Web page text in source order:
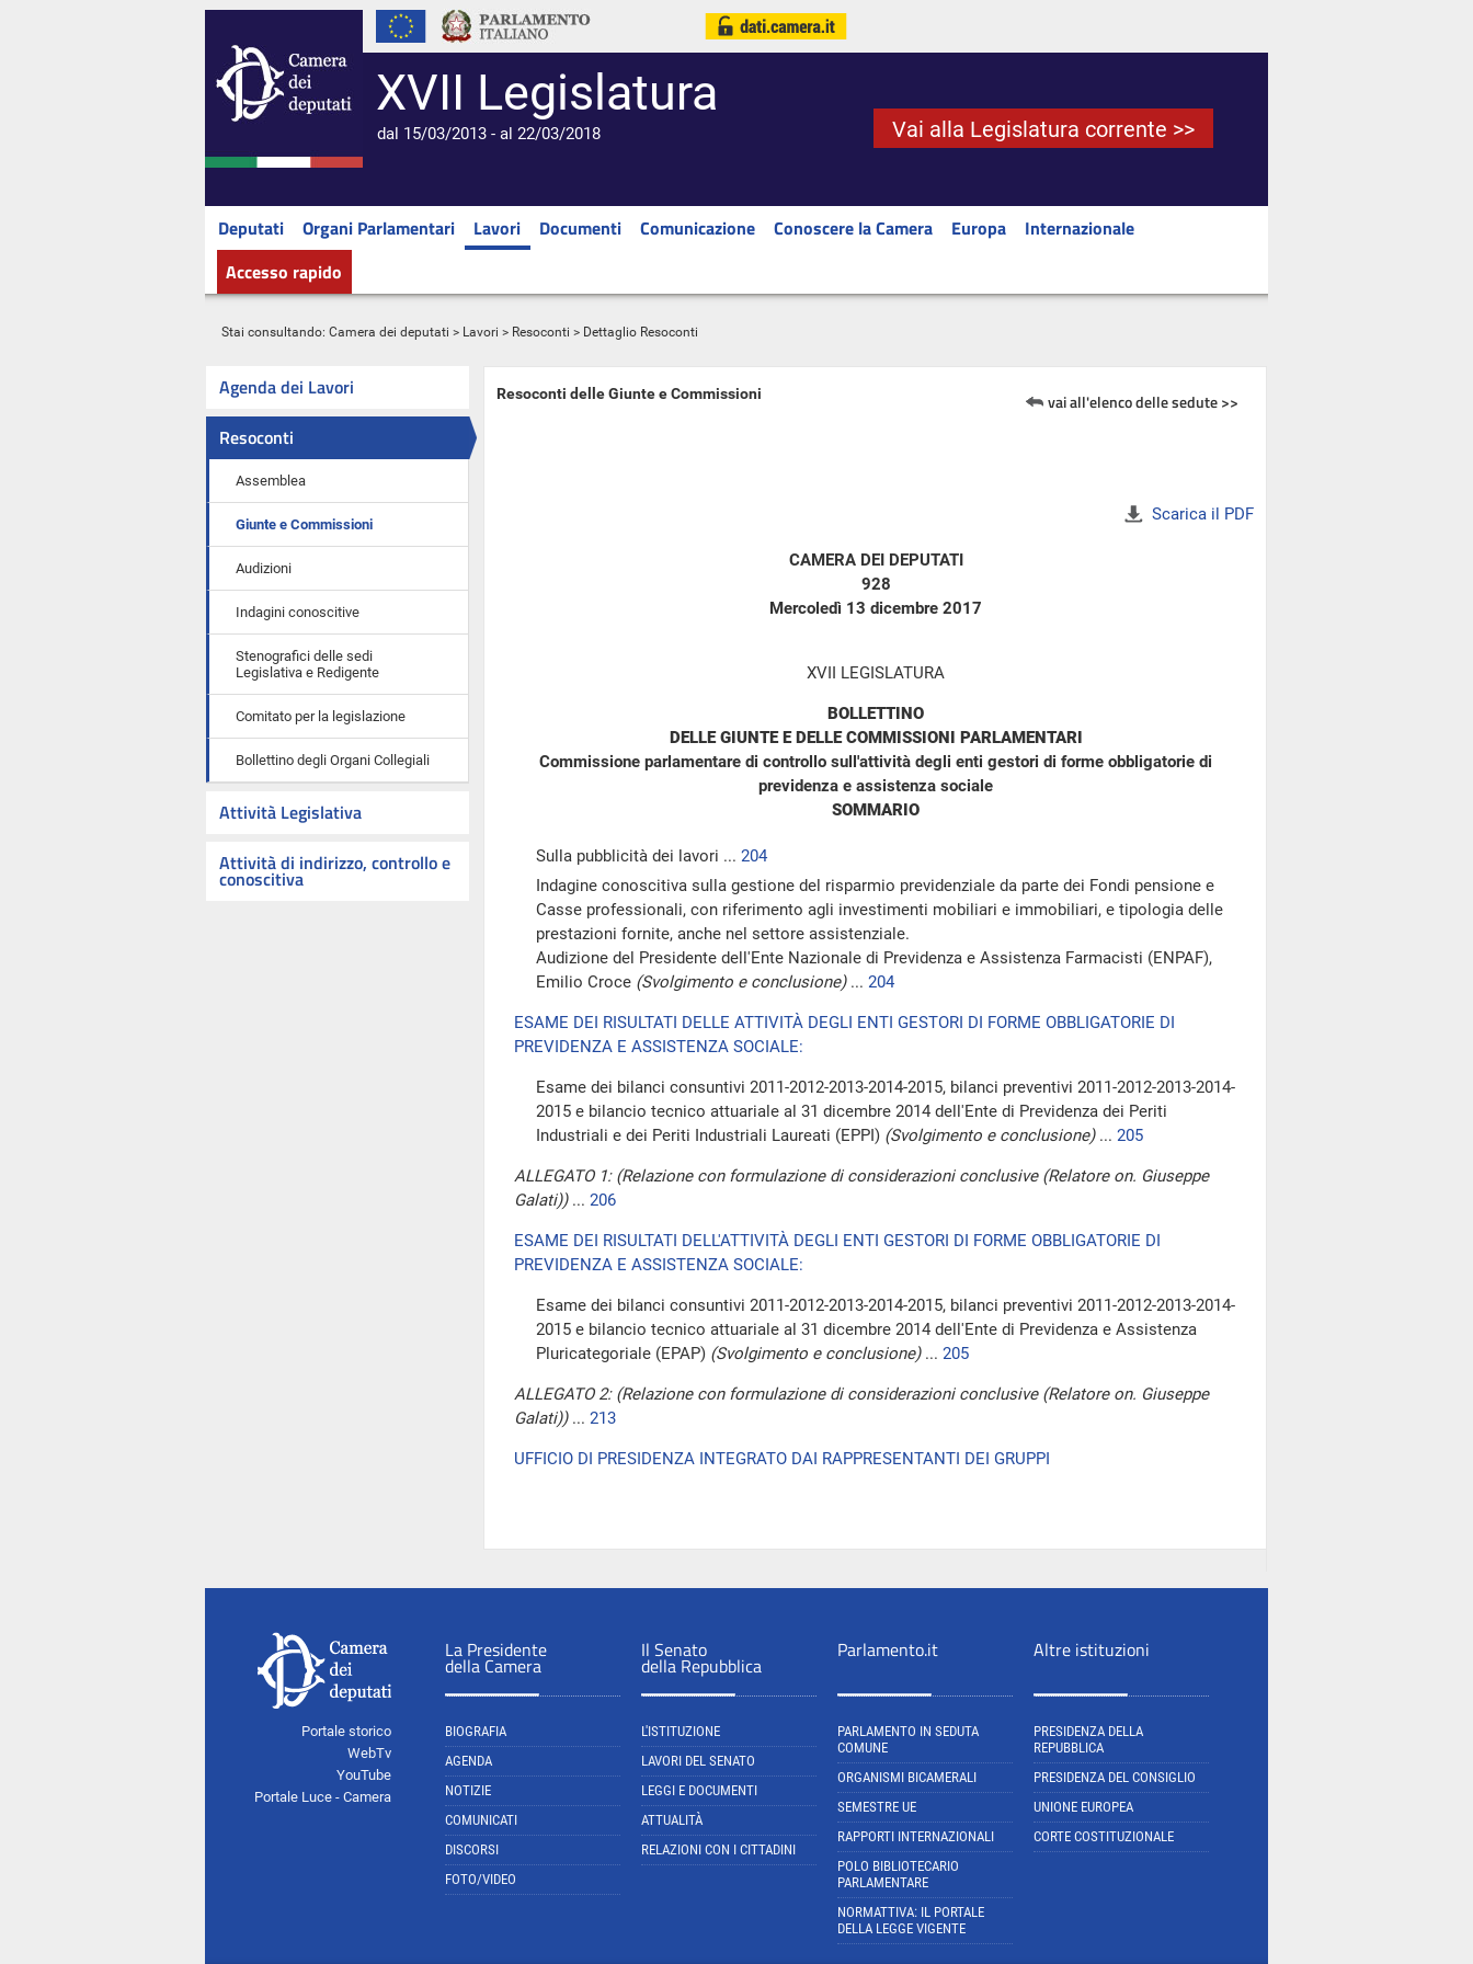
XVII Legislatura
dal 15/03/2013 - al 22/03/2018 Vai alla Legislatura corrente >>
Deputati Organi Parlamentari Lavori Documenti Comunicazione Conoscere la Camera Europa
Internazionale
Accesso rapido
Stai consultando: Camera dei deputati > Lavori > Resoconti > Dettaglio Resoconti
Agenda dei Lavori
Resoconti
Assemblea
Giunte e Commissioni
Audizioni
Indagini conoscitive
Stenografici delle sedi
Legislativa e Redigente
Comitato per la legislazione
Bollettino degli Organi Collegiali
Attività Legislativa
Attività di indirizzo, controllo e
conoscitiva
Resoconti delle Giunte e Commissioni vai all'elenco delle sedute >>
Scarica il PDF
CAMERA DEI DEPUTATI
928
Mercoledì 13 dicembre 2017
XVII LEGISLATURA
BOLLETTINO
DELLE GIUNTE E DELLE COMMISSIONI PARLAMENTARI
Commissione parlamentare di controllo sull'attività degli enti gestori di forme obbligatorie di
previdenza e assistenza sociale
SOMMARIO
Sulla pubblicità dei lavori ... 204
Indagine conoscitiva sulla gestione del risparmio previdenziale da parte dei Fondi pensione e
Casse professionali, con riferimento agli investimenti mobiliari e immobiliari, e tipologia delle
prestazioni fornite, anche nel settore assistenziale.
Audizione del Presidente dell'Ente Nazionale di Previdenza e Assistenza Farmacisti (ENPAF),
Emilio Croce (Svolgimento e conclusione)... 204
ESAME DEI RISULTATI DELLE ATTIVITÀ DEGLI ENTI GESTORI DI FORME OBBLIGATORIE DI
PREVIDENZA E ASSISTENZA SOCIALE:
Esame dei bilanci consuntivi 2011-2012-2013-2014-2015, bilanci preventivi 2011-2012-2013-2014-
2015 e bilancio tecnico attuariale al 31 dicembre 2014 dell'Ente di Previdenza dei Periti
Industriali e dei Periti Industriali Laureati (EPPI) (Svolgimento e conclusione)... 205
ALLEGATO 1: (Relazione con formulazione di considerazioni conclusive (Relatore on. Giuseppe
Galati))... 206
ESAME DEI RISULTATI DELL'ATTIVITÀ DEGLI ENTI GESTORI DI FORME OBBLIGATORIE DI
PREVIDENZA E ASSISTENZA SOCIALE:
Esame dei bilanci consuntivi 2011-2012-2013-2014-2015, bilanci preventivi 2011-2012-2013-2014-
2015 e bilancio tecnico attuariale al 31 dicembre 2014 dell'Ente di Previdenza e Assistenza
Pluricategoriale (EPAP) (Svolgimento e conclusione)... 205
ALLEGATO 2: (Relazione con formulazione di considerazioni conclusive (Relatore on. Giuseppe
Galati))... 213
UFFICIO DI PRESIDENZA INTEGRATO DAI RAPPRESENTANTI DEI GRUPPI
Portale storico
WebTv
YouTube
Portale Luce - Camera
La Presidente
della Camera
BIOGRAFIA
AGENDA
NOTIZIE
COMUNICATI
DISCORSI
FOTO/VIDEO
Il Senato
della Repubblica
L'ISTITUZIONE
LAVORI DEL SENATO
LEGGI E DOCUMENTI
ATTUALITÀ
RELAZIONI CON I CITTADINI
Parlamento.it
PARLAMENTO IN SEDUTA
COMUNE
ORGANISMI BICAMERALI
SEMESTRE UE
RAPPORTI INTERNAZIONALI
POLO BIBLIOTECARIO
PARLAMENTARE
NORMATTIVA: IL PORTALE
DELLA LEGGE VIGENTE
Altre istituzioni
PRESIDENZA DELLA
REPUBBLICA
PRESIDENZA DEL CONSIGLIO
UNIONE EUROPEA
CORTE COSTITUZIONALE